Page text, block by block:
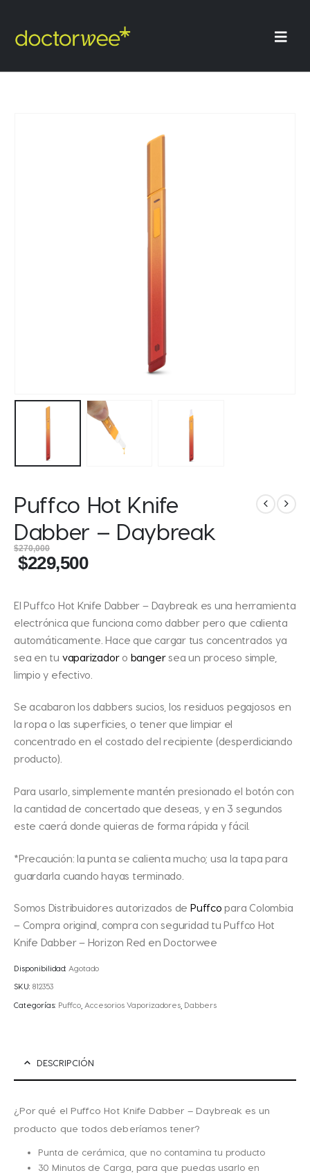
Puffco Hot Knife
Dabber – Daybreak
$270,000
$229,500
El Puffco Hot Knife Dabber – Daybreak es una herramienta
electrónica que funciona como dabber pero que calienta
automáticamente. Hace que cargar tus concentrados ya
sea en tu vaparizadoro bangersea un proceso simple,
limpio y efectivo.
Se acabaron los dabbers sucios, los residuos pegajosos en
la ropa o las superficies, o tener que limpiar el
concentrado en el costado del recipiente (desperdiciando
producto).
Para usarlo, simplemente mantén presionado el botón con
la cantidad de concertado que deseas, y en 3 segundos
este caerá donde quieras de forma rápida y fácil.
*Precaución: la punta se calienta mucho; usa la tapa para
guardarla cuando hayas terminado.
Somos Distribuidores autorizados de Puffco para Colombia
– Compra original, compra con seguridad tu Puffco Hot
Knife Dabber – Horizon Red en Doctorwee
Disponibilidad: Agotado
SKU: 812353
Categorías: Puffco Accesorios Vaporizadores Dabbers
DESCRIPCIÓN
¿Por qué el Puffco Hot Knife Dabber – Daybreak es un
producto que todos deberíamos tener?
Punta de cerámica, que no contamina tu producto
30 Minutos de Carga, para que puedas usarlo en